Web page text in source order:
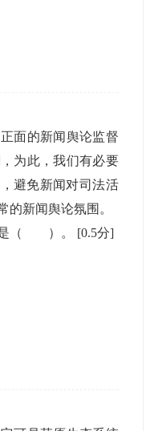
面的新闻舆论监督
为此，我们有必要
，避免新闻对司法活
的新闻舆论氛围。
是（ ）。 [0.5分]